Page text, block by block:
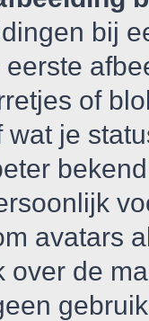
bij
of
wat je
avatars
over de